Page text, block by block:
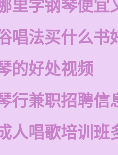
里学钢琴便宜
唱法买什么书
的好处视频
行兼职招聘信
人唱歌培训班